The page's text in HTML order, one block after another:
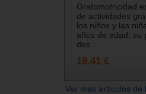
Grafomotricidad
de actividades
los niños y las
años de edad; su
des...
19.41 €
Ver más artículos